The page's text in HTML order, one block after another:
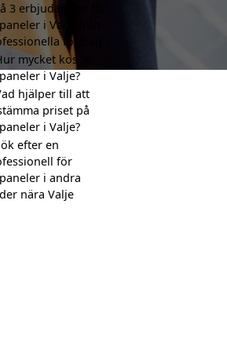
3 erbjudanden för
i Valje från
företag
mycket kostar
i Valje?
hjälper till att
priset på
i Valje?
efter en
för
i andra
nära Valje